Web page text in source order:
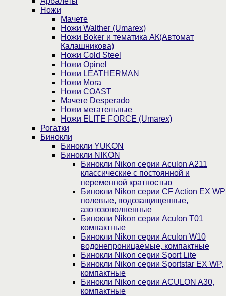
Ножи
Мачете
Ножи Walther (Umarex)
Ножи Boker и тематика АК(Автомат
Калашникова)
Ножи Cold Steel
Ножи Opinel
Ножи LEATHERMAN
Ножи Mora
Ножи COAST
Мачете Desperado
Ножи метательные
Ножи ELITE FORCE (Umarex)
Рогатки
Бинокли
Бинокли YUKON
Бинокли NIKON
Бинокли Nikon серии Aculon A211
классические с постоянной и
переменной кратностью
Бинокли Nikon серии СF Action EX WP
полевые, водозащищенные,
азотозополненные
Бинокли Nikon серии Aculon T01
компактные
Бинокли Nikon серии Aculon W10
водонепроницаемые, компактные
Бинокли Nikon серии Sport Lite
Бинокли Nikon серии Sportstar EX WP,
компактные
Бинокли Nikon серии ACULON A30,
компактные